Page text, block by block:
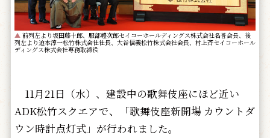
▲ 前列左より坂田藤十郎、服部禮次郎セイコーホールディングス株式会社名誉会長、後
列左より迫本淳一松竹株式会社社長、大谷信義松竹株式会社会長、村上斉セイコーホール
ディングス株式会社専務取締役
11月21日（水）、建設中の歌舞伎座にほど近い
ADK松竹スクエアで、「歌舞伎座新開場 カウントダ
ウン時計点灯式」が行われました。